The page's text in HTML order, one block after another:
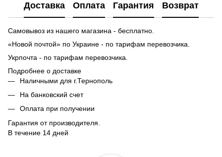
Доставка Оплата Гарантия Возврат
Самовывоз из нашего магазина - бесплатно.
«Новой почтой» по Украине - по тарифам перевозчика.
Укрпочта - по тарифам перевозчика.
Подробнее о доставке
Наличными для г.Тернополь
На банковский счет
Оплата при получении
Гарантия от производителя.
В течение 14 дней